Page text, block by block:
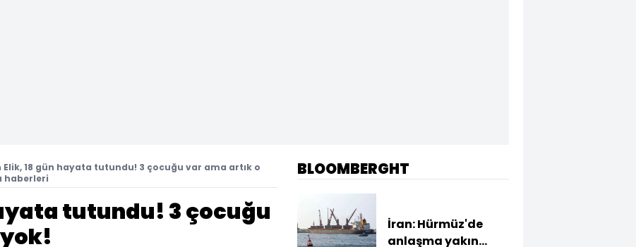
Elik, 18 gün hayata tutundu! 3 çocuğu var ama artık o
haberleri
tutundu! 3 çocuğu
BLOOMBERGHT
İran: Hürmüz'de
anlaşma yakın